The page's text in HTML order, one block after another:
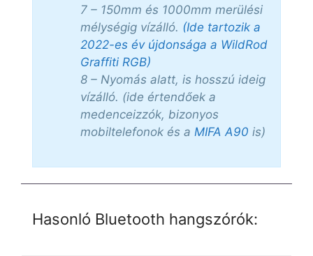
7 – 150mm és 1000mm merülési
mélységig vízálló. (Ide tartozik a
2022-es év újdonsága a WildRod
Graffiti RGB)
8 – Nyomás alatt, is hosszú ideig
vízálló. (ide értendőek a
medenceizzók, bizonyos
mobiltelefonok és a MIFA A90 is)
Hasonló Bluetooth hangszórók: